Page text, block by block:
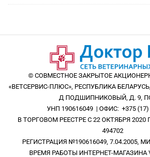
© СОВМЕСТНОЕ ЗАКРЫТОЕ
«ВЕТСЕРВИС-ПЛЮС», РЕСПУБЛИКА
Д ПОДШИПНИКОВЫЙ, Д. 9,
УНП 190616049 | ОФИС: +375 (17)
В ТОРГОВОМ РЕЕСТРЕ С 22 ОКТЯБРЯ 2020
494702
РЕГИСТРАЦИЯ №190616049, 7.04.2005,
ВРЕМЯ РАБОТЫ ИНТЕРНЕТ-МАГАЗИНА